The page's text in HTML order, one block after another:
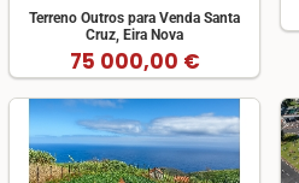
Terreno Outros para Venda Santa
Cruz, Eira Nova
75 000,00 €